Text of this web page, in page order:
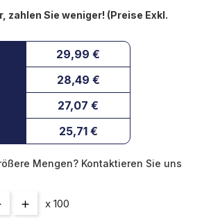
zahlen Sie weniger! (Preise Exkl.
29,99 €
28,49 €
27,07 €
25,71 €
Mengen? Kontaktieren Sie uns
x 100